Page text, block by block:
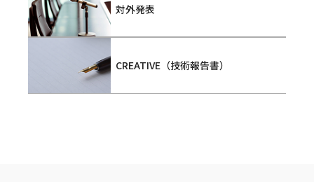
対外発表
CREATIVE（技術報告書）